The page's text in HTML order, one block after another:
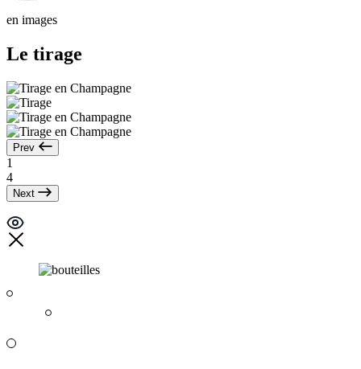
en images
Le tirage
Prev
1
4
Next